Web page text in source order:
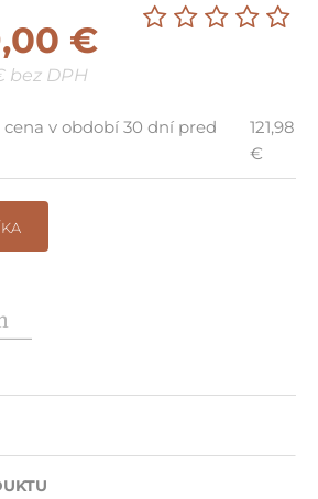
€
bez DPH
v období 30 dní pred
121,98
€